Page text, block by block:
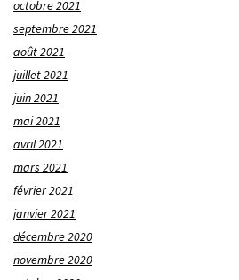
octobre 2021
septembre 2021
août 2021
juillet 2021
juin 2021
mai 2021
avril 2021
mars 2021
février 2021
janvier 2021
décembre 2020
novembre 2020